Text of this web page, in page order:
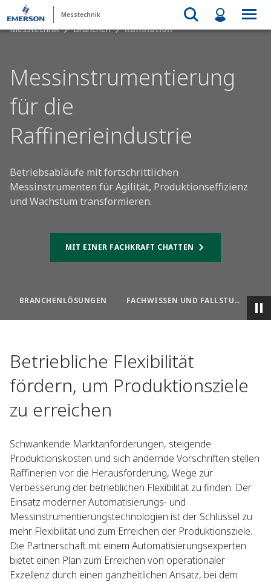
Messtechnik
Messtechnik Branchen Raffination
Messinstrumentierung
für die
Raffinerieindustrie
Betriebsabläufe mit fortschrittlichen
Messinstrumenten für Agilität, Produktionseffizienz
und Wachstum transformieren.​
MIT EINER FACHKRAFT CHATTEN
BRANCHENLÖSUNGEN​ FACHWISSEN UND FALLSTUDIEN​
Betriebliche Flexibilität
fördern, um Produktionsziele
zu erreichen​
Schwankende Marktanforderungen, steigende
Produktionskosten und sich ändernde Vorschriften stellen
Raffinerien vor die Herausforderung, Wege zur
Verbesserung der betrieblichen Flexibilität zu finden. Der
Einsatz moderner Automatisierungs- und
Messinstrumentierungstechnologien ist der Schlüssel zu
mehr Flexibilität und zum Erreichen der Produktionsziele.
Die Partnerschaft mit einem Automatisierungsexperten
bietet einen Plan zum Erreichen von operationaler
Exzellenz durch einen ganzheitlichen Ansatz, bei dem